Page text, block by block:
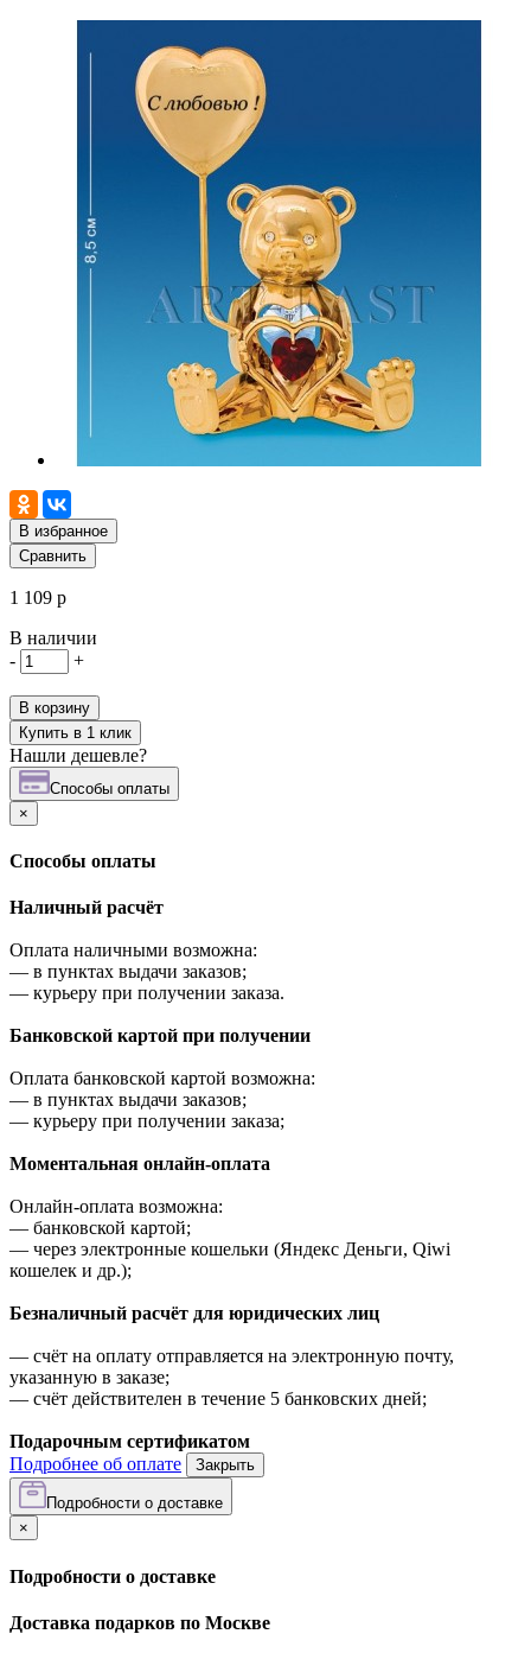
В избранное
Сравнить
1 109 р
В наличии
-
+
В корзину
Купить в 1 клик
Нашли дешевле?
Cпособы оплаты
×
Cпособы оплаты
Наличный расчёт
Оплата наличными возможна:
— в пунктах выдачи заказов;
— курьеру при получении заказа.
Банковской картой при получении
Оплата банковской картой возможна:
— в пунктах выдачи заказов;
— курьеру при получении заказа;
Моментальная онлайн-оплата
Онлайн-оплата возможна:
— банковской картой;
— через электронные кошельки (Яндекс Деньги, Qiwi
кошелек и др.);
Безналичный расчёт для юридических лиц
— счёт на оплату отправляется на электронную почту,
указанную в заказе;
— счёт действителен в течение 5 банковских дней;
Подарочным сертификатом
Подробнее об оплате
Закрыть
Подробности о доставке
×
Подробности о доставке
Доставка подарков по Москве